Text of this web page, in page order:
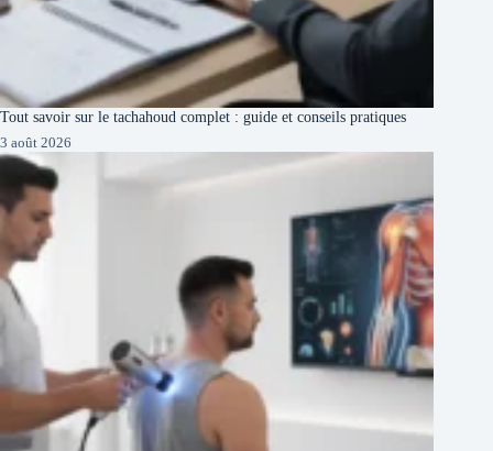
Tout savoir sur le tachahoud complet : guide et conseils pratiques
3 août 2026